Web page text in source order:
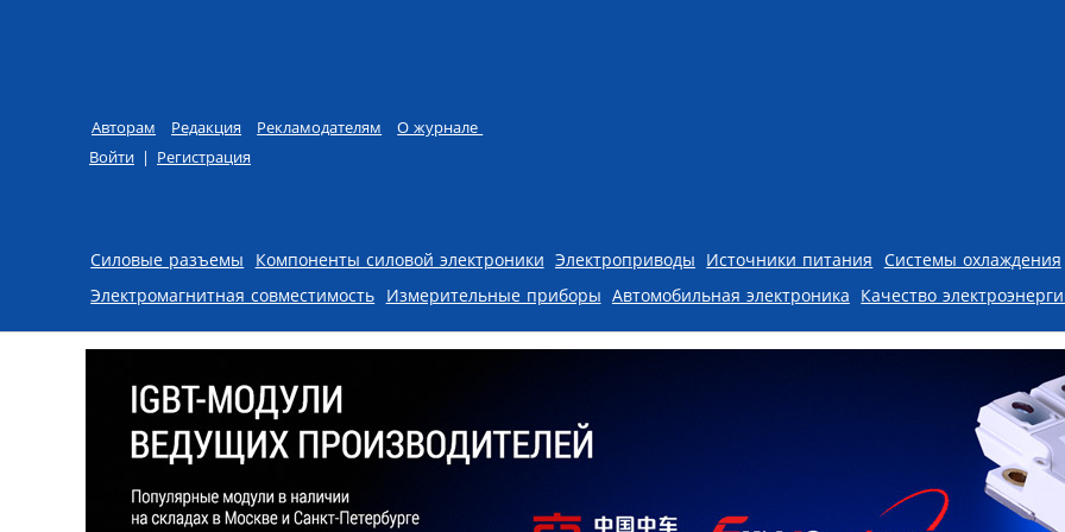
Авторам Редакция Рекламодателям
О журнале
Войти | Регистрация
Skip to content
Силовые разъемы Компоненты силовой электроники Электроприводы Источники питания Системы охлаждения
Электромагнитная совместимость Измерительные приборы Автомобильная электроника Качество